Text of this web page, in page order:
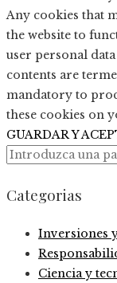
Any cookies that
the website to
user personal
contents are
mandatory to
these cookies on
GUARDAR Y
Categorias
Inversiones
Ciencia y